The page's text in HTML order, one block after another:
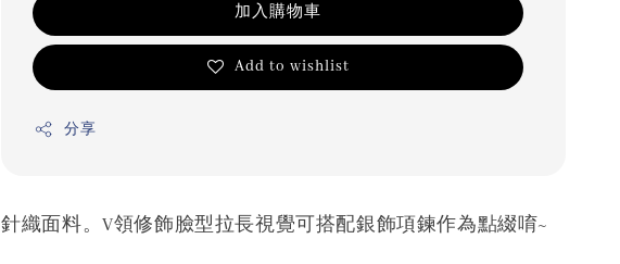
加入購物車
Add to wishlist
分享
針織面料。V領修飾臉型拉長視覺可搭配銀飾項鍊作為點綴唷~